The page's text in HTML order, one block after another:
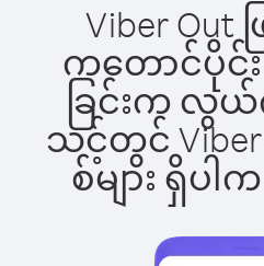
Viber Out
ကတောင်ပိုင်း
ခြင်းက လွ
သင့်တွင်
စ်များ ရှိပ